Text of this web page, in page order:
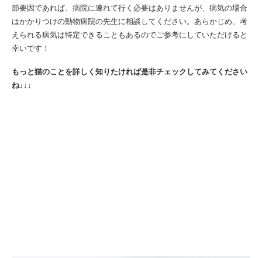
節要因であれば、病院に連れて行く必要はありませんが、病気の場合
はかかりつけの動物病院の先生に相談してください。あらかじめ、考
えられる病気は特定できることもあるのでご参考にしていただけると
幸いです！
もっと猫のことを詳しく知りたければ是非チェックしてみてください
ね↓↓↓